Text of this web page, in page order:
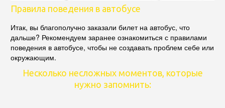
Правила поведения в автобусе
Итак, вы благополучно заказали билет на автобус, что
дальше? Рекомендуем заранее ознакомиться с правилами
поведения в автобусе, чтобы не создавать проблем себе или
окружающим.
Несколько несложных моментов, которые
нужно запомнить: